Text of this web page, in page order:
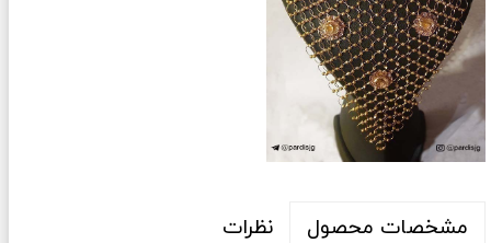
مشخصات محصول نظرات